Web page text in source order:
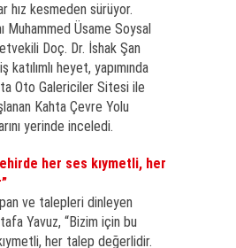
hız kesmeden sürüyor.
Muhammed Üsame Soysal
Doç. Dr. İshak Şan
heyet, yapımında
Oto Galericiler Sitesi ile
Kahta Çevre Yolu
yerinde inceledi.
her ses kıymetli, her
ve talepleri dinleyen
Yavuz, “Bizim için bu
her talep değerlidir.